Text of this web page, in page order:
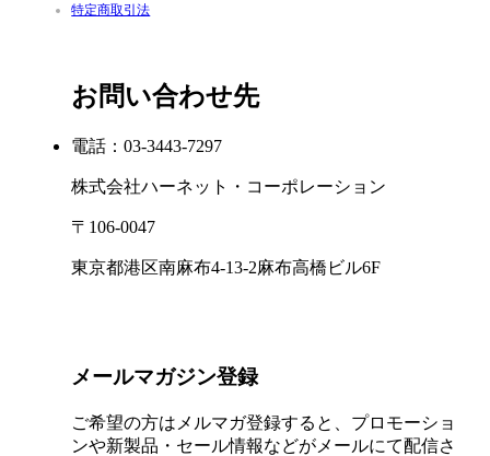
特定商取引法
お問い合わせ先
電話：03-3443-7297
株式会社ハーネット・コーポレーション
〒106-0047
東京都港区南麻布4-13-2麻布高橋ビル6F
メールマガジン登録
ご希望の方はメルマガ登録すると、プロモーショ
ンや新製品・セール情報などがメールにて配信さ